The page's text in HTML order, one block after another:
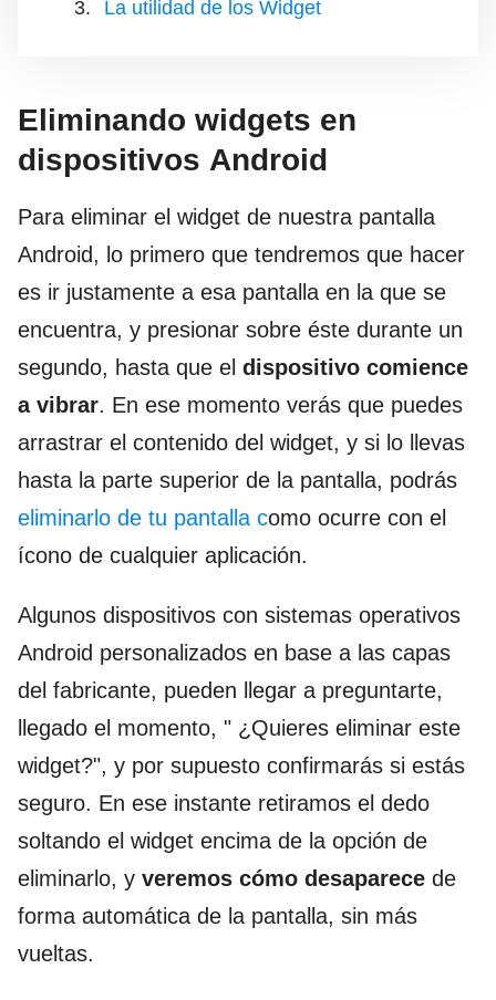
La utilidad de los Widget
Eliminando widgets en
dispositivos Android
Para eliminar el widget de nuestra pantalla
Android, lo primero que tendremos que hacer
es ir justamente a esa pantalla en la que se
encuentra, y presionar sobre éste durante un
segundo, hasta que el dispositivo comience
a vibrar. En ese momento verás que puedes
arrastrar el contenido del widget, y si lo llevas
hasta la parte superior de la pantalla, podrás
eliminarlo de tu pantalla como ocurre con el
ícono de cualquier aplicación.
Algunos dispositivos con sistemas operativos
Android personalizados en base a las capas
del fabricante, pueden llegar a preguntarte,
llegado el momento, " ¿Quieres eliminar este
widget?", y por supuesto confirmarás si estás
seguro. En ese instante retiramos el dedo
soltando el widget encima de la opción de
eliminarlo, y veremos cómo desaparece de
forma automática de la pantalla, sin más
vueltas.